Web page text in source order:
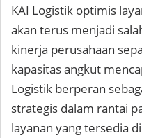
KAI Logistik optimis
akan terus menjadi
kinerja perusahaan
kapasitas angkut
Logistik berperan
strategis dalam rantai
layanan yang tersedia